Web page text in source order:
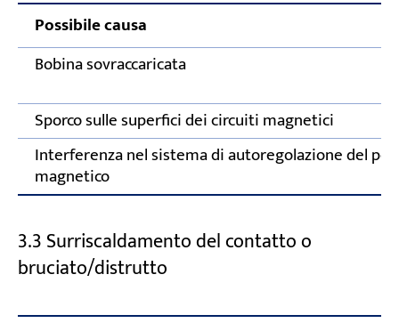
Possibile causa
Bobina sovraccaricata
Sporco sulle superfici dei circuiti magnetici
Interferenza nel sistema di autoregolazione del
magnetico
3.3 Surriscaldamento del contatto o
bruciato/distrutto